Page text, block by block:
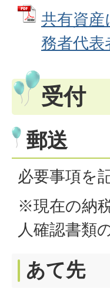
共有資産
務者代
受付
郵送
必要事項を
※現在の納
人確認書類
あて先